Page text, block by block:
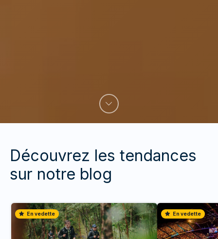
Découvrez les tendances
sur notre blog
En vedette En vedette